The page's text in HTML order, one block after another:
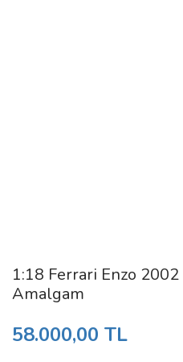
1:18 Ferrari Enzo
Amalgam
58.000,00 TL